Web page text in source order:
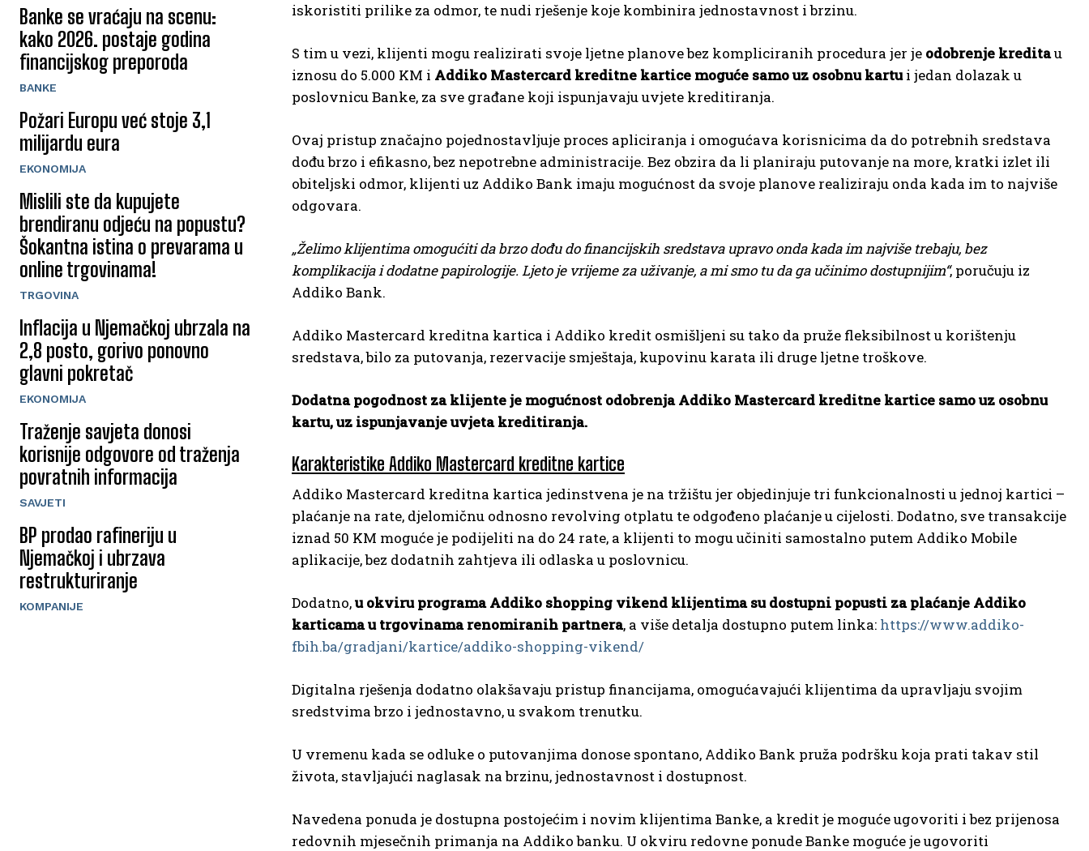
Banke se vraćaju na scenu:
kako 2026. postaje godina
financijskog preporoda
BANKE
Požari Europu već stoje 3,1
milijardu eura
EKONOMIJA
Mislili ste da kupujete
brendiranu odjeću na popustu?
Šokantna istina o prevarama u
online trgovinama!
TRGOVINA
Inflacija u Njemačkoj ubrzala na
2,8 posto, gorivo ponovno
glavni pokretač
EKONOMIJA
Traženje savjeta donosi
korisnije odgovore od traženja
povratnih informacija
SAVJETI
BP prodao rafineriju u
Njemačkoj i ubrzava
restrukturiranje
KOMPANIJE
iskoristiti prilike za odmor, te nudi rješenje koje kombinira jednostavnost i brzinu.
S tim u vezi, klijenti mogu realizirati svoje ljetne planove bez kompliciranih procedura jer je odobrenje kreditau
iznosu do 5.000 KM i Addiko Mastercard kreditne kartice moguće samo uz osobnu kartui jedan dolazak u
poslovnicu Banke, za sve građane koji ispunjavaju uvjete kreditiranja.
Ovaj pristup značajno pojednostavljuje proces apliciranja i omogućava korisnicima da do potrebnih sredstava
dođu brzo i efikasno, bez nepotrebne administracije. Bez obzira da li planiraju putovanje na more, kratki izlet ili
obiteljski odmor, klijenti uz Addiko Bank imaju mogućnost da svoje planove realiziraju onda kada im to najviše
odgovara.
„Želimo klijentima omogućiti da brzo dođu do financijskih sredstava upravo onda kada im najviše trebaju, bez
komplikacija i dodatne papirologije. Ljeto je vrijeme za uživanje, a mi smo tu da ga učinimo dostupnijim“, poručuju iz
Addiko Bank.
Addiko Mastercard kreditna kartica i Addiko kredit osmišljeni su tako da pruže fleksibilnost u korištenju
sredstava, bilo za putovanja, rezervacije smještaja, kupovinu karata ili druge ljetne troškove.
Dodatna pogodnost za klijente je mogućnost odobrenja Addiko Mastercard kreditne kartice samo uz osobnu
kartu, uz ispunjavanje uvjeta kreditiranja.
Karakteristike Addiko Mastercard kreditne kartice
Addiko Mastercard kreditna kartica jedinstvena je na tržištu jer objedinjuje tri funkcionalnosti u jednoj kartici –
plaćanje na rate, djelomičnu odnosno revolving otplatu te odgođeno plaćanje u cijelosti. Dodatno, sve transakcije
iznad 50 KM moguće je podijeliti na do 24 rate, a klijenti to mogu učiniti samostalno putem Addiko Mobile
aplikacije, bez dodatnih zahtjeva ili odlaska u poslovnicu.
Dodatno,u okviru programa Addiko shopping vikend klijentima su dostupni popusti za plaćanje Addiko
karticama u trgovinama renomiranih partnera, a više detalja dostupno putem linka: https://www.addiko-
fbih.ba/gradjani/kartice/addiko-shopping-vikend/
Digitalna rješenja dodatno olakšavaju pristup financijama, omogućavajući klijentima da upravljaju svojim
sredstvima brzo i jednostavno, u svakom trenutku.
U vremenu kada se odluke o putovanjima donose spontano, Addiko Bank pruža podršku koja prati takav stil
života, stavljajući naglasak na brzinu, jednostavnost i dostupnost.
Navedena ponuda je dostupna postojećim i novim klijentima Banke, a kredit je moguće ugovoriti i bez prijenosa
redovnih mjesečnih primanja na Addiko banku. U okviru redovne ponude Banke moguće je ugovoriti